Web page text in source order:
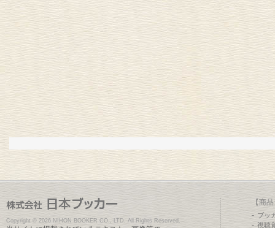
Copyright © 2026 NIHON BOOKER CO., LTD. All Rights Reserved.
【商
ブッ
視聴